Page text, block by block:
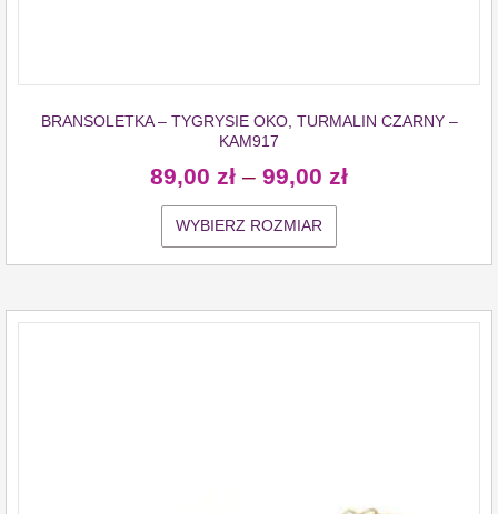
BRANSOLETKA – TYGRYSIE OKO, TURMALIN CZARNY –
KAM917
89,00 zł – 99,00 zł
WYBIERZ ROZMIAR